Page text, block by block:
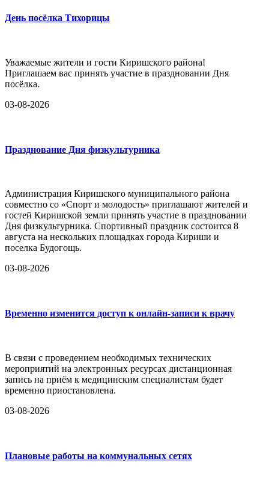
День посёлка Тихорицы
Уважаемые жители и гости Киришского района!
Приглашаем вас принять участие в праздновании Дня
посёлка.
03-08-2026
Празднование Дня физкультурника
Администрация Киришского муниципального района
совместно со «Спорт и молодость» приглашают жителей и
гостей Киришской земли принять участие в праздновании
Дня физкультурника. Спортивный праздник состоится 8
августа на нескольких площадках города Кириши и
поселка Будогощь.
03-08-2026
Временно изменится доступ к онлайн-записи к врачу
В связи с проведением необходимых технических
мероприятий на электронных ресурсах дистанционная
запись на приём к медицинским специалистам будет
временно приостановлена.
03-08-2026
Плановые работы на коммунальных сетях